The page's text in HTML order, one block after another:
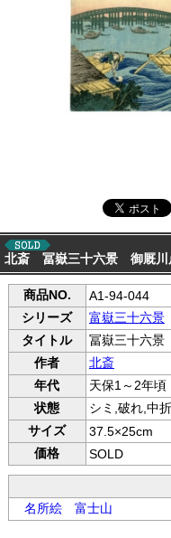
北斎 冨嶽三十六景 御厩川
商品NO.
A1-94-044
シリーズ
富嶽三十六景
タイトル
冨嶽三十六
作者
北斎
年代
天保1～2年頃
状態
シミ,破れ,中
サイズ
37.5×25cm
価格
SOLD
名所絵富士山